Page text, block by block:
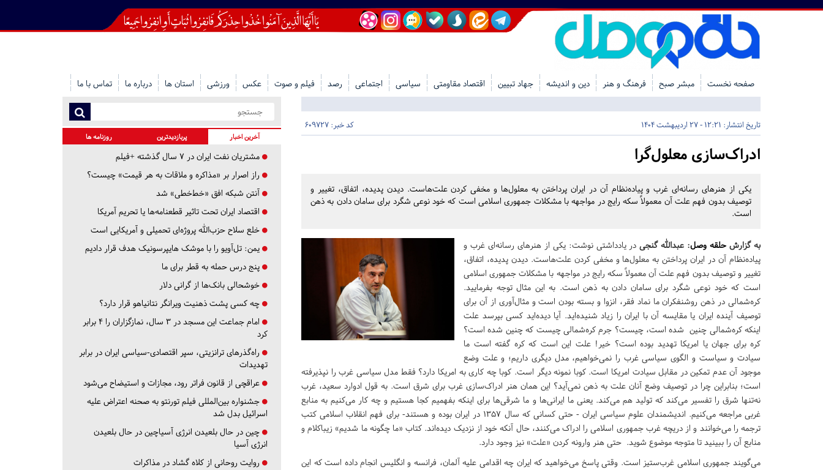
صفحه نخست مبشر صبح فرهنگ و هنر دین و اندیشه جهاد تبیین اقتصاد مقاومتی سیاسی اجتماعی رصد فیلم و صوت عکس ورزشی استان ها درباره ما تماس با ما
تاریخ انتشار: 12:21 - 27 اردیبهشت 1404 کد خبر: 609727
ادراک‌سازی معلول‌گرا
یکی از هنر‌های رسانه‌ای غرب و پیاده‌نظام آن در ایران پرداختن به معلول‌ها و مخفی کردن علت‌هاست. دیدن پدیده، اتفاق، تغییر و
توصیف بدون فهم علت آن معمولاً سکه رایج در مواجهه با مشکلات جمهوری اسلامی است که خود نوعی شگرد برای سامان دادن به ذهن
است.
به گزارش حلقه وصل: عبدالله گنجیدر یادداشتی نوشت: یکی از هنر‌های رسانه‌ای غرب و
پیاده‌نظام آن در ایران پرداختن به معلول‌ها و مخفی کردن علت‌هاست. دیدن پدیده، اتفاق،
تغییر و توصیف بدون فهم علت آن معمولاً سکه رایج در مواجهه با مشکلات جمهوری اسلامی
است که خود نوعی شگرد برای سامان دادن به ذهن است. به این مثال توجه بفرمایید.
کره‌شمالی در ذهن روشنفکران ما نماد فقر، انزوا و بسته بودن است و مثال‌آوری از آن برای
توصیف آینده ایران یا مقایسه آن با ایران را زیاد شنیده‌اید. آیا دیده‌اید کسی بپرسد علت
اینکه کره‌شمالی چنین شده است، چیست؟ جرم کره‌شمالی چیست که چنین شده است؟
کره برای جهان یا امریکا تهدید بوده است؟ خیر! علت این است که کره گفته است ما
سیادت و سیاست و الگوی سیاسی غرب را نمی‌خواهیم، مدل دیگری داریم؛ و علت وضع
موجود آن عدم تمکین در مقابل سیادت امریکا است. کوبا نمونه دیگر است. کوبا چه کاری به امریکا دارد؟ فقط مدل سیاسی غرب را نپذیرفته
است؛ بنابراین چرا در توصیف وضع آنان علت به ذهن نمی‌آید؟ این همان هنر ادراک‌سازی غرب برای شرق است. به قول ادوارد سعید، غرب
نه‌تنها شرق را تفسیر می‌کند که تولید هم می‌کند. یعنی ما ایرانی‌ها و ما شرقی‌ها برای اینکه بفهمیم کجا هستیم و چه کار می‌کنیم به منابع
غربی مراجعه می‌کنیم. اندیشمندان علوم سیاسی ایران - حتی کسانی که سال ۱۳۵۷ در ایران بوده و هستند- برای فهم انقلاب اسلامی کتب
ترجمه را می‌خوانند و از دریچه غرب جمهوری اسلامی را ادراک می‌کنند، حال آنکه خود از نزدیک دیده‌اند. کتاب «ما چگونه ما شدیم» زیباکلام و
منابع آن را ببینید تا متوجه موضوع شوید. حتی هنر وارونه کردن «علت» نیز وجود دارد.
می‌گویند جمهوری اسلامی غرب‌ستیز است. وقتی پاسخ می‌خواهید که ایران چه اقدامی علیه آلمان، فرانسه و انگلیس انجام داده است که این
آخرین اخبار پربازدیدترین روزنامه ها
مشتریان نفت ایران در ۷ سال گذشته +فیلم
راز اصرار بر «مذاکره و ملاقات به هر قیمت» چیست؟
آنتن شبکه افق «خط‌خطی» شد
اقتصاد ایران تحت تاثیر قطعنامه‌ها یا تحریم‌ آمریکا
خلع سلاح حزب‌الله پروژه‌ای تحمیلی و آمریکایی است
یمن: تل‌آویو را با موشک هایپرسونیک هدف قرار دادیم
پنج درس‌ حمله به قطر برای ما
خوشحالی بانک‌ها از گرانی دلار
چه کسی پشت ذهنیت ویرانگر نتانیاهو قرار دارد؟
امام جماعت این مسجد در ۳ سال، نمازگزاران را ۴ برابر
کرد
راه‌گذرهای ترانزیتی، سپر اقتصادی-سیاسی ایران در برابر
تهدیدات
عراقچی از قانون فراتر رود، مجازات و استیضاح می‌شود
جشنواره بین‌المللی فیلم تورنتو به صحنه اعتراض علیه
اسرائیل بدل شد
چین در حال بلعیدن انرژی آسیاچین در حال بلعیدن
انرژی آسیا
روایت روحانی از کلاه گشاد در مذاکرات